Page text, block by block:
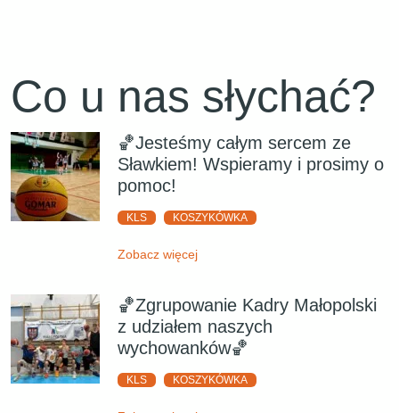
Co u nas słychać?
🏀Jesteśmy całym sercem ze
Sławkiem! Wspieramy i prosimy o
pomoc!
KLS KOSZYKÓWKA
Zobacz więcej
🏀Zgrupowanie Kadry Małopolski
z udziałem naszych
wychowanków🏀
KLS KOSZYKÓWKA